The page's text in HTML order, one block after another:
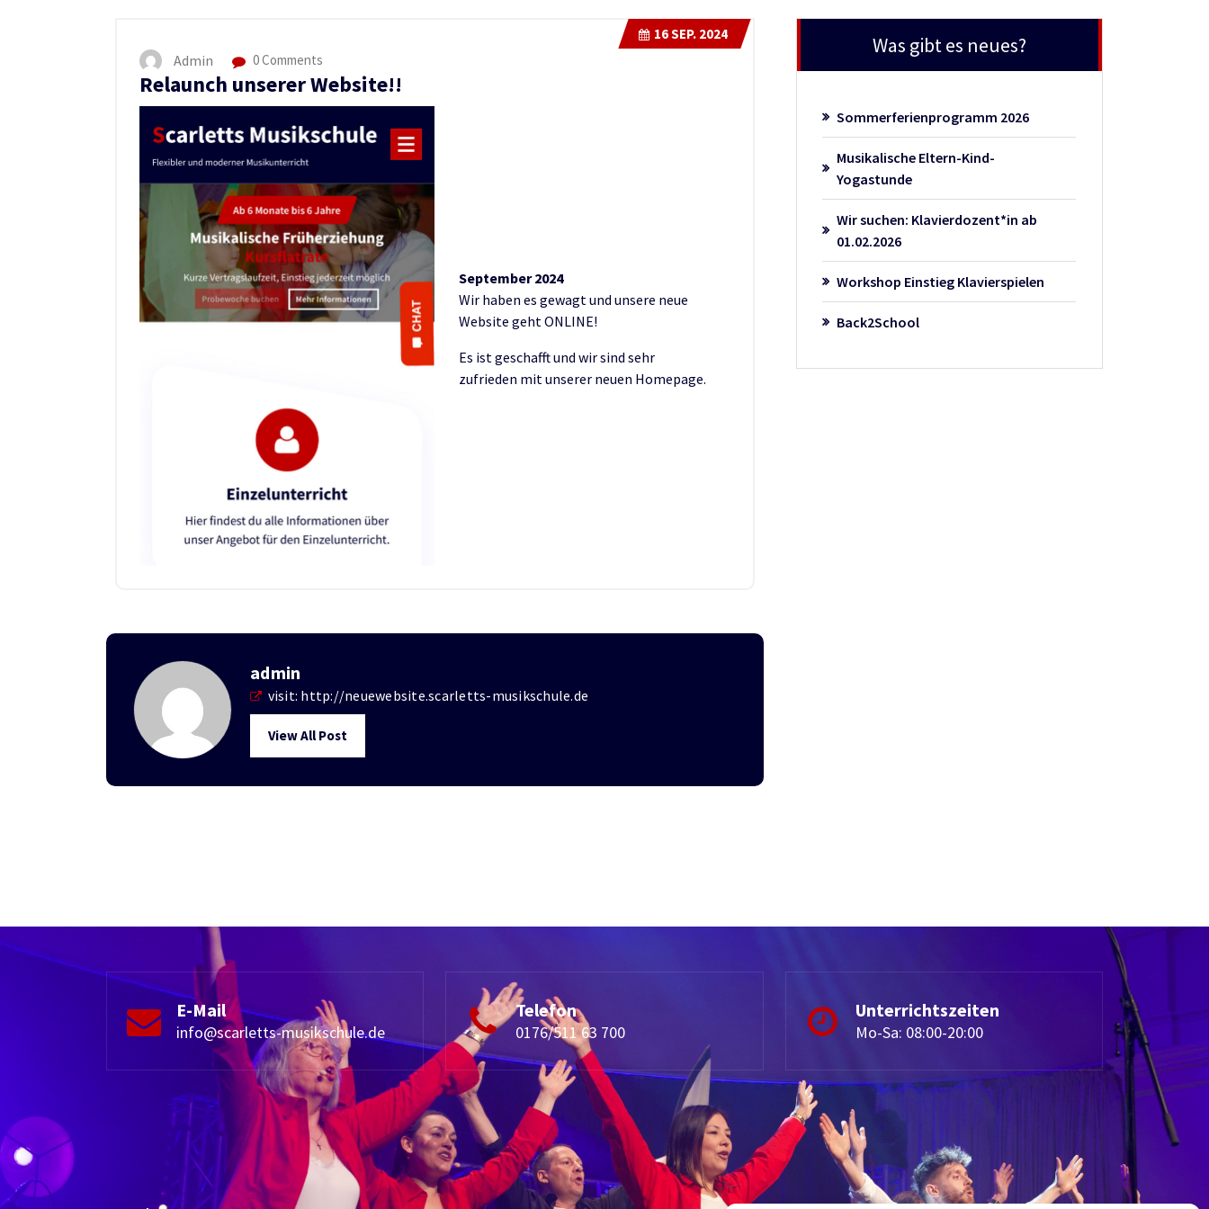
16SEP. 2024
Admin 0 Comments
Relaunch unserer Website!!
September 2024
Wir haben es gewagt und unsere neue
Website geht ONLINE!
Es ist geschafft und wir sind sehr
zufrieden mit unserer neuen Homepage.
admin
visit: http://neuewebsite.scarletts-musikschule.de
View All Post
Was gibt es neues?
Sommerferienprogramm 2026
Musikalische Eltern-Kind-
Yogastunde
Wir suchen: Klavierdozent*in ab
01.02.2026
Workshop Einstieg Klavierspielen
Back2School
E-Mail
info@scarletts-musikschule.de
Telefon
0176/511 63 700
Unterrichtszeiten
Mo-Sa: 08:00-20:00